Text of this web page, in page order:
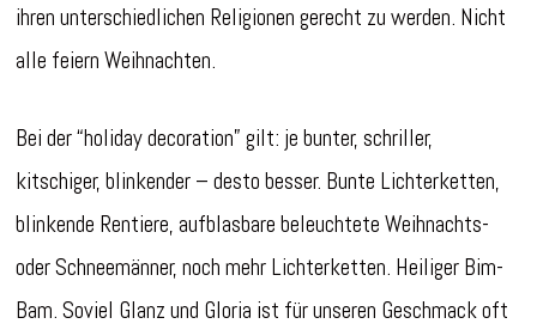
ihren unterschiedlichen Religionen gerecht zu werden. Nicht
alle feiern Weihnachten.
Bei der “holiday decoration” gilt: je bunter, schriller,
kitschiger, blinkender – desto besser. Bunte Lichterketten,
blinkende Rentiere, aufblasbare beleuchtete Weihnachts-
oder Schneemänner, noch mehr Lichterketten. Heiliger Bim-
Bam. Soviel Glanz und Gloria ist für unseren Geschmack oft